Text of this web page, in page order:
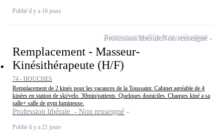
Publié il y a 16 jours
Remplacement - Masseur-
Kinésithérapeute (H/F)
74 - HOUCHES
Remplacement de 2 kinés pour les vacances de la Toussaint. Cabinet agréable de 4
kinées en station de ski/velo. 30min/patients. Quelques domiciles. Chaques kiné a sa
salle+ salle de gym lumineuse.
Profession libérale - Non renseigné
Publié il y a 21 jours
Profession libéraleNon renseigné
Ajouter cette offre à ma sélection